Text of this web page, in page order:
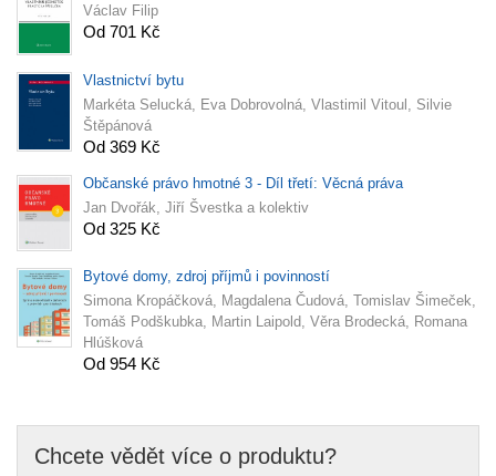
Václav Filip
Od 701 Kč
Vlastnictví bytu
Markéta Selucká, Eva Dobrovolná, Vlastimil Vitoul, Silvie
Štěpánová
Od 369 Kč
Občanské právo hmotné 3 - Díl třetí: Věcná práva
Jan Dvořák, Jiří Švestka a kolektiv
Od 325 Kč
Bytové domy, zdroj příjmů i povinností
Simona Kropáčková, Magdalena Čudová, Tomislav Šimeček,
Tomáš Podškubka, Martin Laipold, Věra Brodecká, Romana
Hlúšková
Od 954 Kč
Chcete vědět více o produktu?